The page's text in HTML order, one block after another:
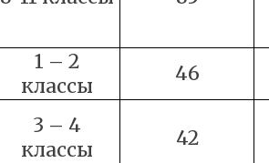
1 – 2
классы
46
3 – 4
классы
42